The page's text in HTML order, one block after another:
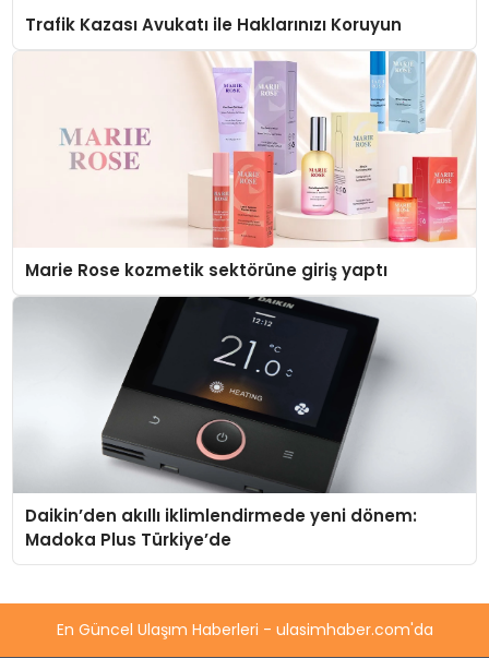
Trafik Kazası Avukatı ile Haklarınızı Koruyun
Marie Rose kozmetik sektörüne giriş yaptı
Daikin’den akıllı iklimlendirmede yeni dönem:
Madoka Plus Türkiye’de
En Güncel Ulaşım Haberleri - ulasimhaber.com'da